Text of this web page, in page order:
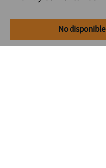
No disponible